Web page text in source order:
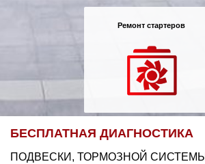
Ремонт стартеров
БЕСПЛАТНАЯ ДИАГНОСТИКА
ПОДВЕСКИ, ТОРМОЗНОЙ СИСТЕМЫ